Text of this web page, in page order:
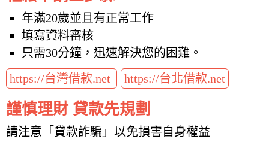
年滿20歲並且有正常工作
填寫資料審核
只需30分鐘，迅速解決您的困難。
https://台灣借款.net
https://台北借款.net
謹慎理財 貸款先規劃
請注意「貸款詐騙」以免損害自身權益